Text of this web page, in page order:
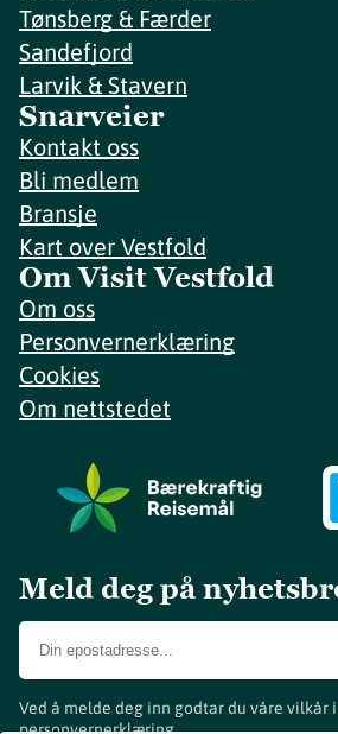
Tønsberg & Færder
Sandefjord
Larvik & Stavern
Snarveier
Kontakt oss
Bli medlem
Bransje
Kart over Vestfold
Om Visit Vestfold
Om oss
Personvernerklæring
Cookies
Om nettstedet
Meld deg på
Ved å melde deg inn godtar du våre vilkår
personvernerklæring.